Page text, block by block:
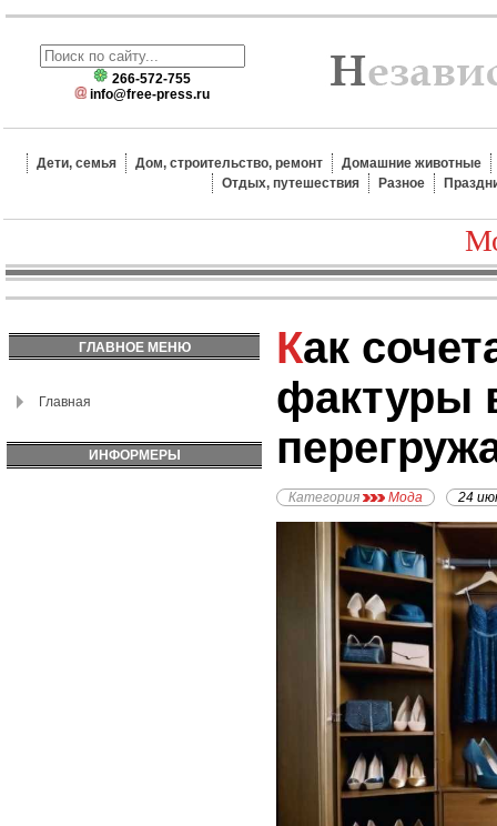
266-572-755
info@free-press.ru
Дети, семья Дом, строительство, ремонт
Домашние животные
Отдых, путешествия
Разное
ГЛАВНОЕ МЕНЮ
Главная
ИНФОРМЕРЫ
Как сочетать разные
фактуры
Категория Мода 24